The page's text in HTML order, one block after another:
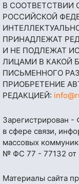
В СООТВЕТСТВИИ
РОССИЙСКОЙ
ПРИНАДЛЕЖАТ
И НЕ ПОДЛЕЖАТ
ЛИЦАМИ В КАКОЙ
ПИСЬМЕННОГО
ПРИОБРЕТЕНИЕ
РЕДАКЦИЕЙ:
Зарегистрирован -
в сфере связи,
массовых
№ ФС 77 - 77132 от
Материалы сайта